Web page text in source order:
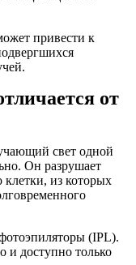
привести к
от
свет одной
Он разрушает
из которых
(IPL).
и доступно только